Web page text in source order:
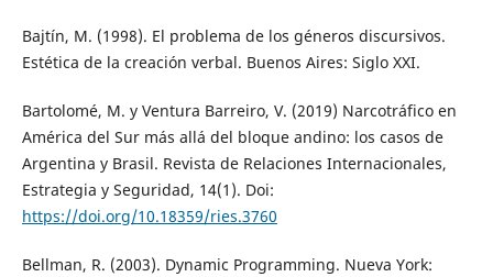
Bajtín, M. (1998). El problema de los géneros discursivos.
Estética de la creación verbal. Buenos Aires: Siglo XXI.
Bartolomé, M. y Ventura Barreiro, V. (2019) Narcotráfico en
América del Sur más allá del bloque andino: los casos de
Argentina y Brasil. Revista de Relaciones Internacionales,
Estrategia y Seguridad, 14(1). Doi:
https://doi.org/10.18359/ries.3760
Bellman, R. (2003). Dynamic Programming. Nueva York: